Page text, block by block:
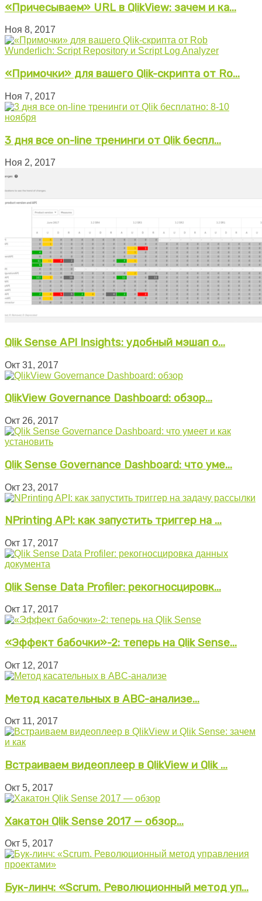
«Причесываем» URL в QlikView: зачем и ка...
Ноя 8, 2017
«Примочки» для вашего Qlik-скрипта от Ro...
Ноя 7, 2017
3 дня все on-line тренинги от Qlik беспл...
Ноя 2, 2017
Qlik Sense API Insights: удобный мэшап о...
Окт 31, 2017
QlikView Governance Dashboard: обзор...
Окт 26, 2017
Qlik Sense Governance Dashboard: что уме...
Окт 23, 2017
NPrinting API: как запустить триггер на ...
Окт 17, 2017
Qlik Sense Data Profiler: рекогносцировк...
Окт 17, 2017
«Эффект бабочки»-2: теперь на Qlik Sense...
Окт 12, 2017
Метод касательных в ABC-анализе...
Окт 11, 2017
Встраиваем видеоплеер в QlikView и Qlik ...
Окт 5, 2017
Хакатон Qlik Sense 2017 — обзор...
Окт 5, 2017
Бук-линч: «Scrum. Революционный метод уп...